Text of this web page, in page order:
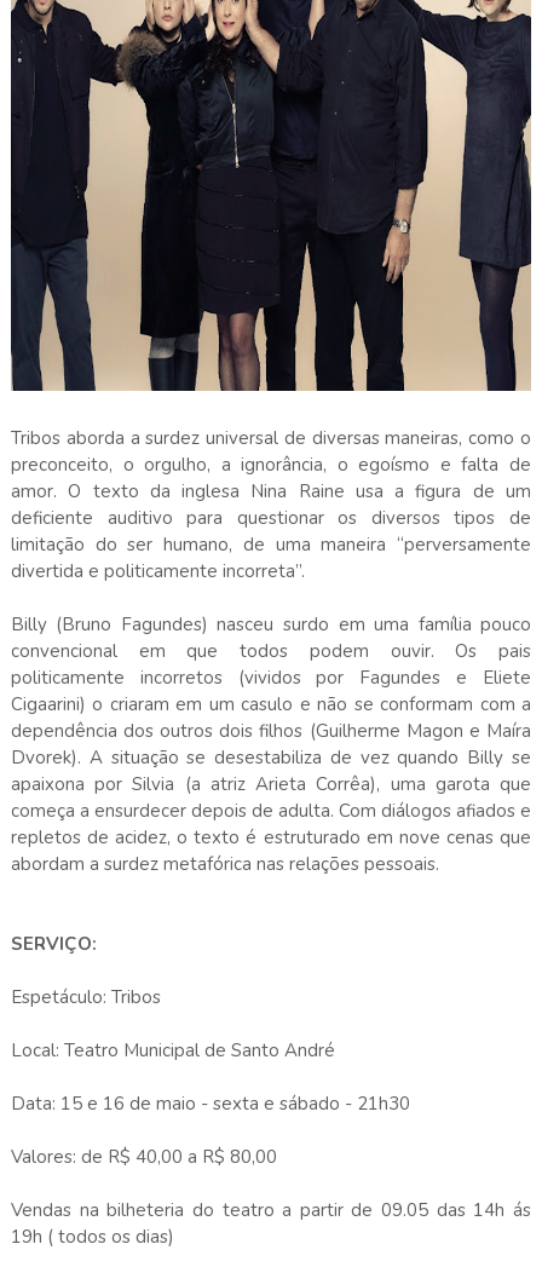
Tribos aborda a surdez universal de diversas maneiras, como o
preconceito, o orgulho, a ignorância, o egoísmo e falta de
amor. O texto da inglesa Nina Raine usa a figura de um
deficiente auditivo para questionar os diversos tipos de
limitação do ser humano, de uma maneira “perversamente
divertida e politicamente incorreta”.
Billy (Bruno Fagundes) nasceu surdo em uma família pouco
convencional em que todos podem ouvir. Os pais
politicamente incorretos (vividos por Fagundes e Eliete
Cigaarini) o criaram em um casulo e não se conformam com a
dependência dos outros dois filhos (Guilherme Magon e Maíra
Dvorek). A situação se desestabiliza de vez quando Billy se
apaixona por Silvia (a atriz Arieta Corrêa), uma garota que
começa a ensurdecer depois de adulta. Com diálogos afiados e
repletos de acidez, o texto é estruturado em nove cenas que
abordam a surdez metafórica nas relações pessoais.
SERVIÇO:
Espetáculo: Tribos
Local: Teatro Municipal de Santo André
Data: 15 e 16 de maio - sexta e sábado - 21h30
Valores: de R$ 40,00 a R$ 80,00
Vendas na bilheteria do teatro a partir de 09.05 das 14h ás
19h ( todos os dias)